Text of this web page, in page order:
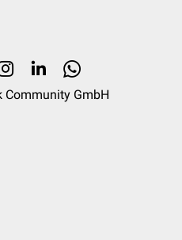
Community GmbH